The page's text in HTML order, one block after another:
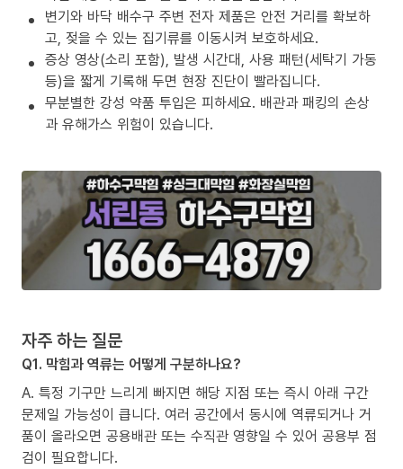
변기와 바닥 배수구 주변 전자 제품은 안전 거리를 확보하
고, 젖을 수 있는 집기류를 이동시켜 보호하세요.
증상 영상(소리 포함), 발생 시간대, 사용 패턴(세탁기 가동
등)을 짧게 기록해 두면 현장 진단이 빨라집니다.
무분별한 강성 약품 투입은 피하세요. 배관과 패킹의 손상
과 유해가스 위험이 있습니다.
자주 하는 질문
Q1. 막힘과 역류는 어떻게 구분하나요?
A. 특정 기구만 느리게 빠지면 해당 지점 또는 즉시 아래 구간
문제일 가능성이 큽니다. 여러 공간에서 동시에 역류되거나 거
품이 올라오면 공용배관 또는 수직관 영향일 수 있어 공용부 점
검이 필요합니다.